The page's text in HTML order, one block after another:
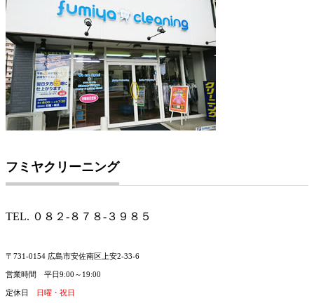
フミヤクリーニング
TEL. ０８２-８７８-３９８５
〒731-0154 広島市安佐南区上安2-33-6
営業時間 平日9:00～19:00
定休日 日曜・祝日